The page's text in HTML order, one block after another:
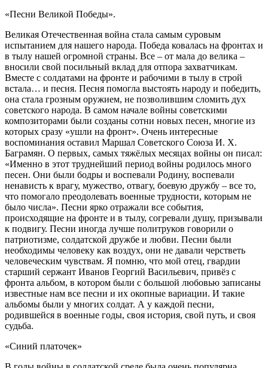
«Песни Великой Победы».
Великая Отечественная война стала самым суровым
испытанием для нашего народа. Победа ковалась на фронтах и
в тылу нашей огромной страны. Все – от мала до велика –
вносили свой посильный вклад для отпора захватчикам.
Вместе с солдатами на фронте и рабочими в тылу в строй
встала… и песня. Песня помогла выстоять народу и победить,
она стала грозным оружием, не позволившим сломить дух
советского народа. В самом начале войны советскими
композиторами были созданы сотни новых песен, многие из
которых сразу «ушли на фронт». Очень интересные
воспоминания оставил Маршал Советского Союза И. Х.
Баграмян. О первых, самых тяжёлых месяцах войны он писал:
«Именно в этот труднейший период войны родилось много
песен. Они были бодры и воспевали Родину, воспевали
ненависть к врагу, мужество, отвагу, боевую дружбу – все то,
что помогало преодолевать военные трудности, которым не
было числа». Песни ярко отражали все события,
происходящие на фронте и в тылу, согревали душу, призывали
к подвигу. Песни иногда лучше политруков говорили о
патриотизме, солдатской дружбе и любви. Песни были
необходимы человеку как воздух, они не давали черстветь
человеческим чувствам. Я помню, что мой отец, гвардии
старший сержант Иванов Георгий Васильевич, привёз с
фронта альбом, в котором были с большой любовью записаны
известные нам все песни и их окопные вариации. И такие
альбомы были у многих солдат. А у каждой песни,
родившейся в военные годы, своя история, свой путь, и своя
судьба.
«Синий платочек»